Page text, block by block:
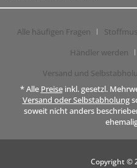
Alle häufigen Fragen
Händler werden
Versand und
* Alle Preiseinkl. gesetzl.
Versand oder Selbstabholung
soweit nicht anders
Copyright ©